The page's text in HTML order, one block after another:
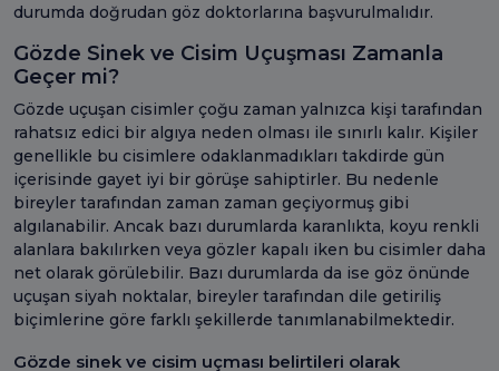
durumda doğrudan göz doktorlarına başvurulmalıdır.
Gözde Sinek ve Cisim Uçuşması Zamanla
Geçer mi?
Gözde uçuşan cisimler çoğu zaman yalnızca kişi tarafından
rahatsız edici bir algıya neden olması ile sınırlı kalır. Kişiler
genellikle bu cisimlere odaklanmadıkları takdirde gün
içerisinde gayet iyi bir görüşe sahiptirler. Bu nedenle
bireyler tarafından zaman zaman geçiyormuş gibi
algılanabilir. Ancak bazı durumlarda karanlıkta, koyu renkli
alanlara bakılırken veya gözler kapalı iken bu cisimler daha
net olarak görülebilir. Bazı durumlarda da ise göz önünde
uçuşan siyah noktalar, bireyler tarafından dile getiriliş
biçimlerine göre farklı şekillerde tanımlanabilmektedir.
Gözde sinek ve cisim uçması belirtileri olarak